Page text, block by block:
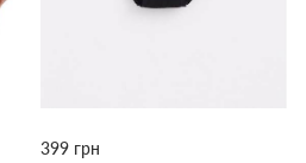
399 грн